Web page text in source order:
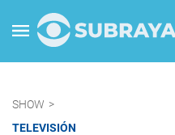
SHOW >
TELEVISIÓN